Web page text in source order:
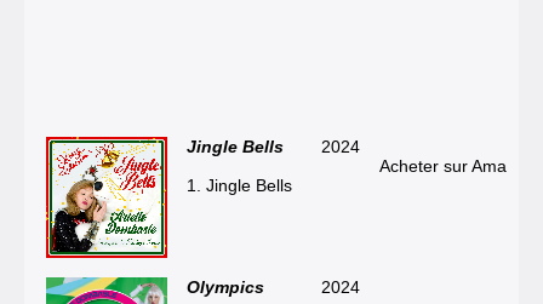
Jingle Bells
1. Jingle Bells
2024
Acheter sur Amazon
Olympics
2024